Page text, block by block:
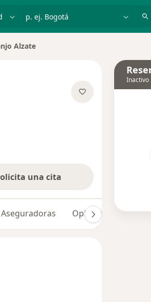
p. ej. Bogotá
Alzate
una cita
Aseguradoras Opiniones (29)
Inactivo